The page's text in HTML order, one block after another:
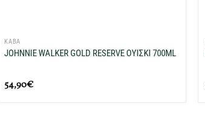
ΚΑΒΑ
JOHNNIE WALKER GOLD RESERVE ΟΥΙΣΚΙ 700ML
54,90€